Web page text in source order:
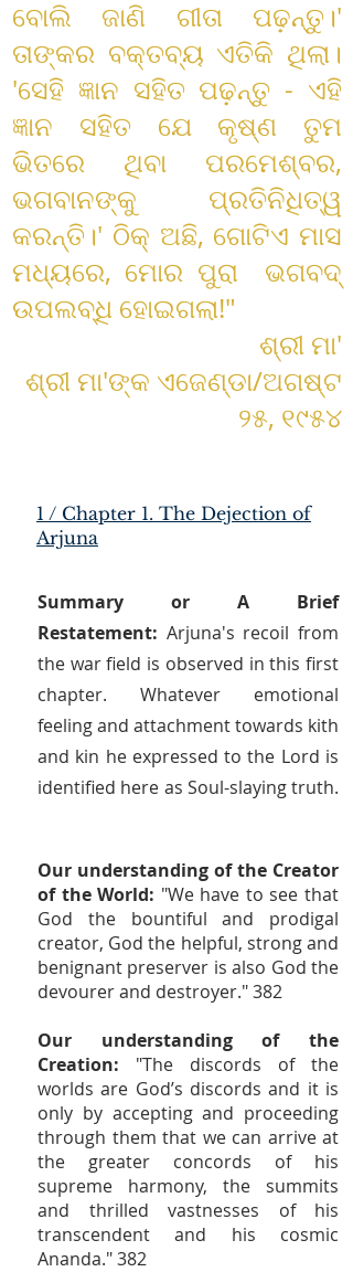
ବୋଲି ଜାଣି ଗୀତା ପଢ଼ନ୍ତୁ।'
ତାଙ୍କର ବକ୍ତବ୍ୟ ଏତିକି ଥିଲା।
'ସେହି ଜ୍ଞାନ ସହିତ ପଢ଼ନ୍ତୁ - ଏହି
ଜ୍ଞାନ ସହିତ ଯେ କୃଷ୍ଣ ତୁମ
ଭିତରେ ଥିବା ପରମେଶ୍ବର,
ଭଗବାନଙ୍କୁ ପ୍ରତିନିଧିତ୍ୱ
କରନ୍ତି।' ଠିକ୍ ଅଛି, ଗୋଟିଏ ମାସ
ମଧ୍ୟରେ, ମୋର ପୁରା ଭଗବଦ୍
ଉପଲବ୍ଧି ହୋଇଗଲା!"
ଶ୍ରୀ ମା'
ଶ୍ରୀ ମା'ଙ୍କ ଏଜେଣ୍ଡା/ଅଗଷ୍ଟ
୨୫, ୧୯୫୪
1 / Chapter 1. The Dejection of
Arjuna
Summary or A Brief
Restatement: Arjuna's recoil from
the war field is observed in this first
chapter. Whatever emotional
feeling and attachment towards kith
and kin he expressed to the Lord is
identified here as Soul-slaying truth.
Our understanding of the Creator
of the World: "We have to see that
God the bountiful and prodigal
creator, God the helpful, strong and
benignant preserver is also God the
devourer and destroyer." 382
Our understanding of the
Creation: "The discords of the
worlds are God’s discords and it is
only by accepting and proceeding
through them that we can arrive at
the greater concords of his
supreme harmony, the summits
and thrilled vastnesses of his
transcendent and his cosmic
Ananda." 382